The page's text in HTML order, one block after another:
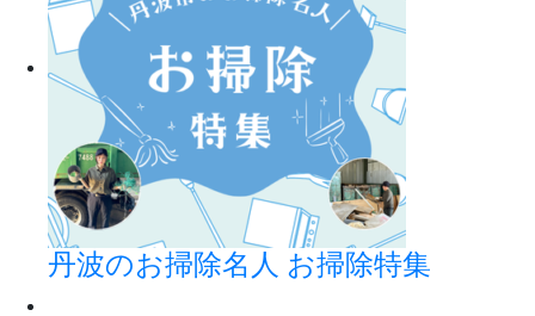
丹波のお掃除名人 お掃除特集